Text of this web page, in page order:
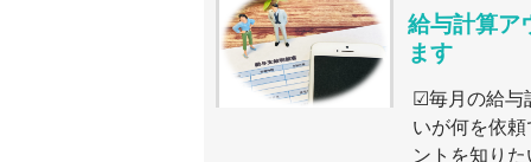
給与計算ア
ます
☑毎月の給与
いが何を依
ントを知り